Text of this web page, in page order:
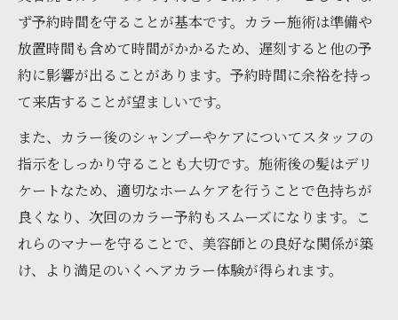
ず予約時間を守ることが基本です。カラー施術は準備や
放置時間も含めて時間がかかるため、遅刻すると他の予
約に影響が出ることがあります。予約時間に余裕を持っ
て来店することが望ましいです。
また、カラー後のシャンプーやケアについてスタッフの
指示をしっかり守ることも大切です。施術後の髪はデリ
ケートなため、適切なホームケアを行うことで色持ちが
良くなり、次回のカラー予約もスムーズになります。こ
れらのマナーを守ることで、美容師との良好な関係が築
け、より満足のいくヘアカラー体験が得られます。